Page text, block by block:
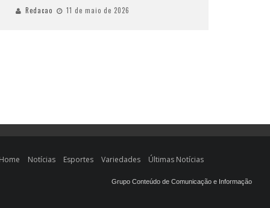
Redacao 11 de maio de 2026
Home Notícias Esportes Variedades Últimas Notícias
Grupo Conteúdo de Comunicação e Informação